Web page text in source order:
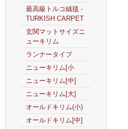
最高級トルコ絨毯 -
TURKISH CARPET
玄関マットサイズニ
ューキリム
ランナータイプ
ニューキリム[小
ニューキリム[中]
ニューキリム[大]
オールドキリム(小)
オールドキリム[中]